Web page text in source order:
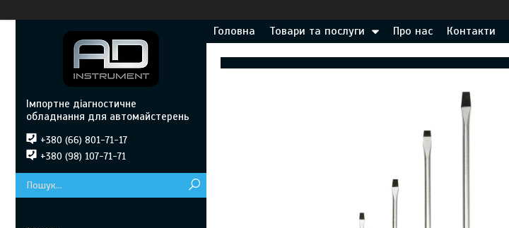
Головна Товари та послуги Про нас Контакти
Імпортне діагностичне
обладнання для автомайстерень
+380 (66) 801-71-17
+380 (98) 107-71-71